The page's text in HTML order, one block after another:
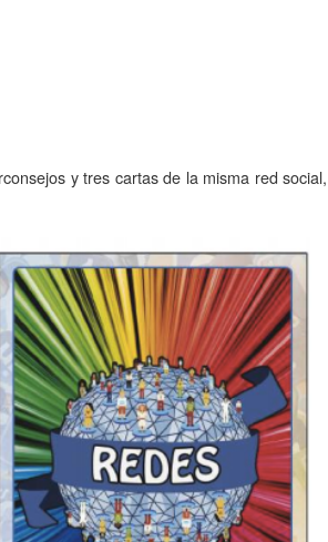
y tres cartas de la misma red social,